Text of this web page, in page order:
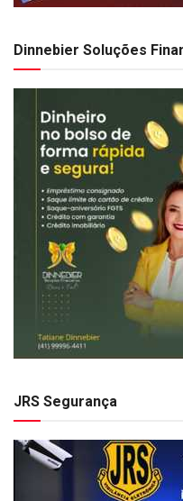
Dinnebier Soluções
JRS Segurança